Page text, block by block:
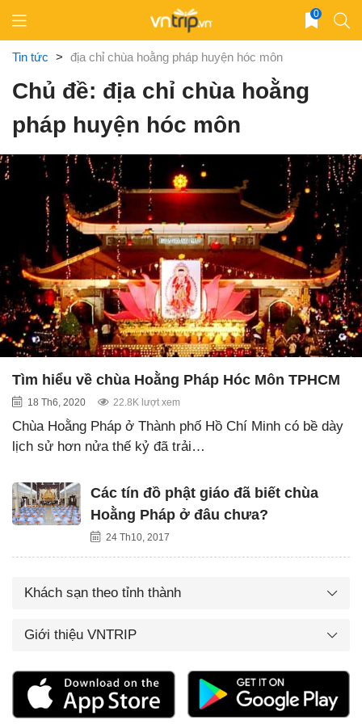
content
0
Tin tức > địa chỉ chùa hoằng pháp huyện hóc môn
Chủ đề: địa chỉ chùa hoằng
pháp huyện hóc môn
Tìm hiểu về chùa Hoằng Pháp Hóc Môn TPHCM
18 Th6, 2020 22.8K lượt xem
Chùa Hoằng Pháp ở Thành phố Hồ Chí Minh có bề dày
lịch sử hơn nửa thế kỷ đã trải…
Các tín đồ phật giáo đã biết chùa
Hoằng Pháp ở đâu chưa?
24 Th10, 2017
Khách sạn theo tỉnh thành
Giới thiệu VNTRIP